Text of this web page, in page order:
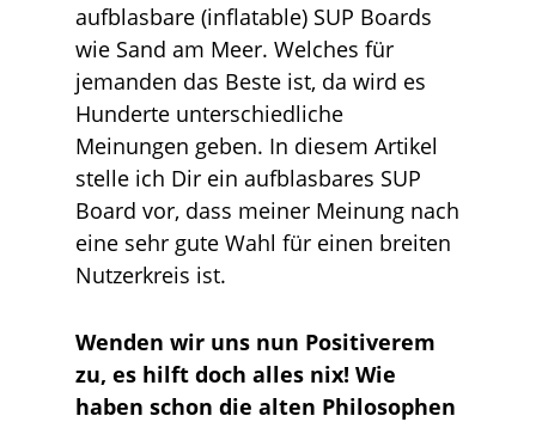
aufblasbare (inflatable) SUP Boards
wie Sand am Meer. Welches für
jemanden das Beste ist, da wird es
Hunderte unterschiedliche
Meinungen geben. In diesem Artikel
stelle ich Dir ein aufblasbares SUP
Board vor, dass meiner Meinung nach
eine sehr gute Wahl für einen breiten
Nutzerkreis ist.
Wenden wir uns nun Positiverem
zu, es hilft doch alles nix! Wie
haben schon die alten Philosophen